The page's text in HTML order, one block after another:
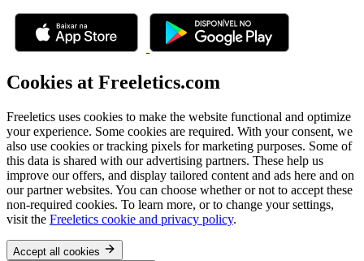
Cookies at Freeletics.com
Freeletics uses cookies to make the website functional and optimize
your experience. Some cookies are required. With your consent, we
also use cookies or tracking pixels for marketing purposes. Some of
this data is shared with our advertising partners. These help us
improve our offers, and display tailored content and ads here and on
our partner websites. You can choose whether or not to accept these
non-required cookies. To learn more, or to change your settings,
visit the Freeletics cookie and privacy policy.
Accept all cookies